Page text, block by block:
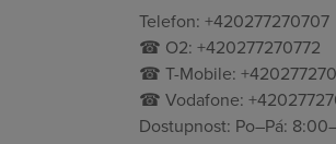
Telefon: +420277270707
☎ O2: +420277270772
☎ T-Mobile:
☎ Vodafone:
Dostupnost: Po–Pá: